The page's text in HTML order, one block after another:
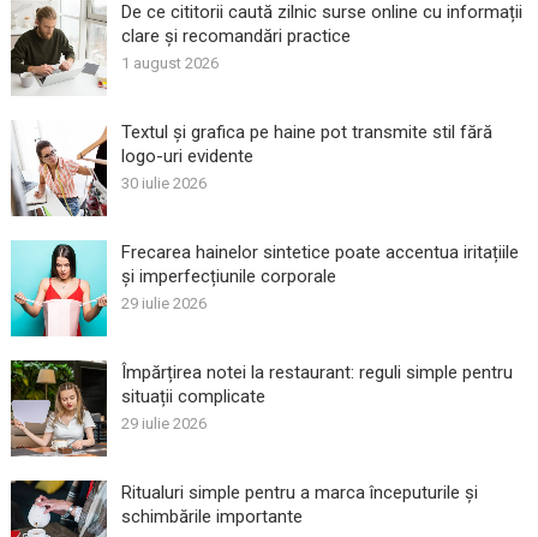
De ce cititorii caută zilnic surse online cu informații
clare și recomandări practice
1 august 2026
Textul și grafica pe haine pot transmite stil fără
logo-uri evidente
30 iulie 2026
Frecarea hainelor sintetice poate accentua iritațiile
și imperfecțiunile corporale
29 iulie 2026
Împărțirea notei la restaurant: reguli simple pentru
situații complicate
29 iulie 2026
Ritualuri simple pentru a marca începuturile și
schimbările importante